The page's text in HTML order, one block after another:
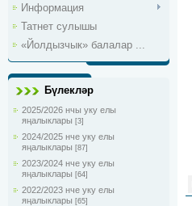
Информация
Татнет сулышы
«Йолдызчык» балалар ...
Бүлекләр
2025/2026 нчы уку елы
яңалыклары [3]
2024/2025 нче уку елы
яңалыклары [87]
2023/2024 нче уку елы
яңалыклары [64]
2022/2023 нче уку елы
яңалыклары [65]